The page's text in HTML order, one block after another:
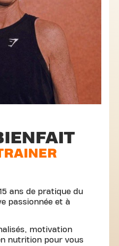
ans de pratique du
passionnée et à
motivation
nutrition pour vous